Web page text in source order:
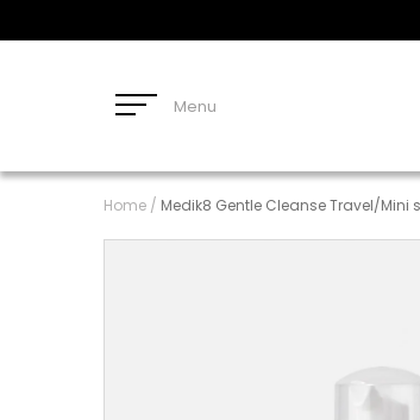
Menu
Home / Medik8 Gentle Cleanse Travel/Mini